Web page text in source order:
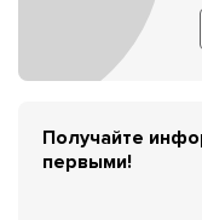
Получайте
первыми!